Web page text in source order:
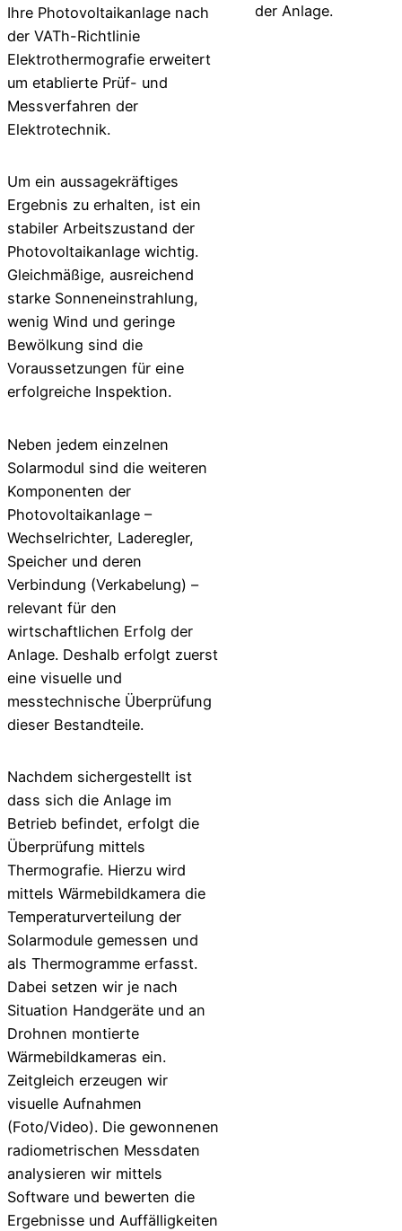
Ihre Photovoltaikanlage nach
der VATh-Richtlinie
Elektrothermografie erweitert
um etablierte Prüf- und
Messverfahren der
Elektrotechnik.
Um ein aussagekräftiges
Ergebnis zu erhalten, ist ein
stabiler Arbeitszustand der
Photovoltaikanlage wichtig.
Gleichmäßige, ausreichend
starke Sonneneinstrahlung,
wenig Wind und geringe
Bewölkung sind die
Voraussetzungen für eine
erfolgreiche Inspektion.
Neben jedem einzelnen
Solarmodul sind die weiteren
Komponenten der
Photovoltaikanlage –
Wechselrichter, Laderegler,
Speicher und deren
Verbindung (Verkabelung) –
relevant für den
wirtschaftlichen Erfolg der
Anlage. Deshalb erfolgt zuerst
eine visuelle und
messtechnische Überprüfung
dieser Bestandteile.
Nachdem sichergestellt ist
dass sich die Anlage im
Betrieb befindet, erfolgt die
Überprüfung mittels
Thermografie. Hierzu wird
mittels Wärmebildkamera die
Temperaturverteilung der
Solarmodule gemessen und
als Thermogramme erfasst.
Dabei setzen wir je nach
Situation Handgeräte und an
Drohnen montierte
Wärmebildkameras ein.
Zeitgleich erzeugen wir
visuelle Aufnahmen
(Foto/Video). Die gewonnenen
radiometrischen Messdaten
analysieren wir mittels
Software und bewerten die
Ergebnisse und Auffälligkeiten
der Anlage.